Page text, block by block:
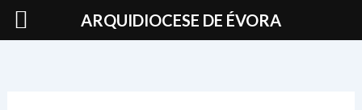
Skip
ARQUIDIOCESE DE ÉVORA